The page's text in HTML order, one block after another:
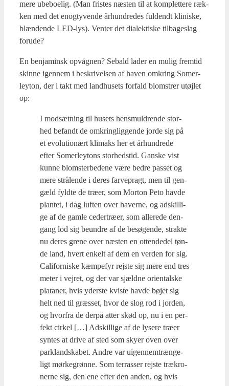
mere ube­bo­e­lig. (Man fri­stes næsten til at kom­plet­te­re ræk­
ken med det enogty­ven­de århund­re­des ful­dendt kli­ni­ske,
blæn­den­de LED-lys). Ven­ter det dia­lek­ti­ske til­ba­ge­slag
for­u­de?
En benja­minsk opvåg­nen? Sebald lader en mulig frem­tid
skin­ne igen­nem i beskri­vel­sen af haven omkring Somer­
leyton, der i takt med land­hu­sets for­fald blom­strer utøj­let
op:
I mod­sæt­ning til husets hens­mul­dren­de stor­
hed befandt de omkring­lig­gen­de jor­de sig på
et evo­lu­tio­nært kli­maks her et århund­re­de
efter Somer­leytons stor­heds­tid. Gan­ske vist
kun­ne blom­ster­be­de­ne være bed­re pas­set og
mere strå­len­de i deres far­ve­pragt, men til gen­
gæld fyld­te de træ­er, som Mor­ton Peto hav­de
plan­tet, i dag luf­ten over haver­ne, og adskil­li­
ge af de gam­le ceder­træ­er, som alle­re­de den­
gang lod sig beun­dre af de besø­gen­de, strak­te
nu deres gre­ne over næsten en otten­de­del tøn­
de land, hvert enkelt af dem en ver­den for sig.
Cali­for­ni­ske kæm­pe­fyr rej­ste sig mere end tres
meter i vej­ret, og der var sjæld­ne ori­en­tal­ske
pla­ta­ner, hvis yder­ste kvi­ste hav­de bøjet sig
helt ned til græs­set, hvor de slog rod i jor­den,
og hvor­fra de der­på atter skød op, nu i en per­
fekt cir­kel […] Adskil­li­ge af de lyse­re træ­er
syn­tes at dri­ve af sted som sky­er oven over
parkland­ska­bet. Andre var uigen­nem­træn­ge­
ligt mør­ke­grøn­ne. Som ter­ras­ser rej­ste trækro­
ner­ne sig, den ene efter den anden, og hvis